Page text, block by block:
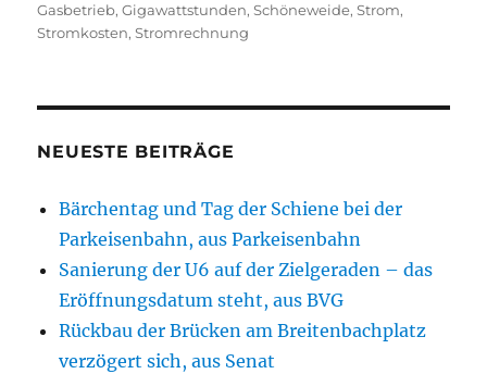
Gasbetrieb,Gigawattstunden,Schöneweide,Strom,
Stromkosten,Stromrechnung
NEUESTE BEITRÄGE
Bärchentag und Tag der Schiene bei der
Parkeisenbahn, aus Parkeisenbahn
Sanierung der U6 auf der Zielgeraden – das
Eröffnungsdatum steht, aus BVG
Rückbau der Brücken am Breitenbachplatz
verzögert sich, aus Senat